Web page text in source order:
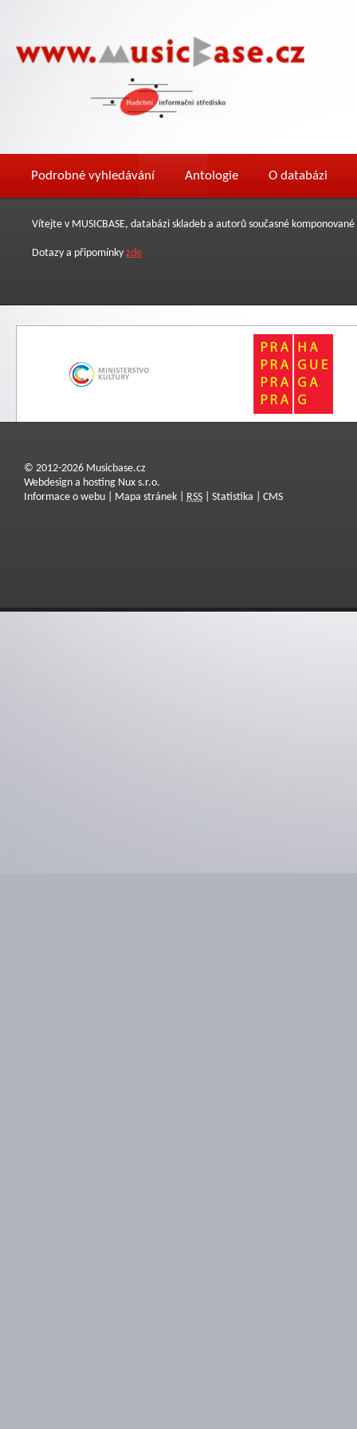
Podrobné vyhledávání Antologie O databázi
Vítejte v MUSICBASE, databázi skladeb a autorů současné
Dotazy a připomínky zde
© 2012-2026 Musicbase.cz
Webdesign a hosting Nux s.r.o.
Informace o webu
Mapa stránek RSS Statistika CMS